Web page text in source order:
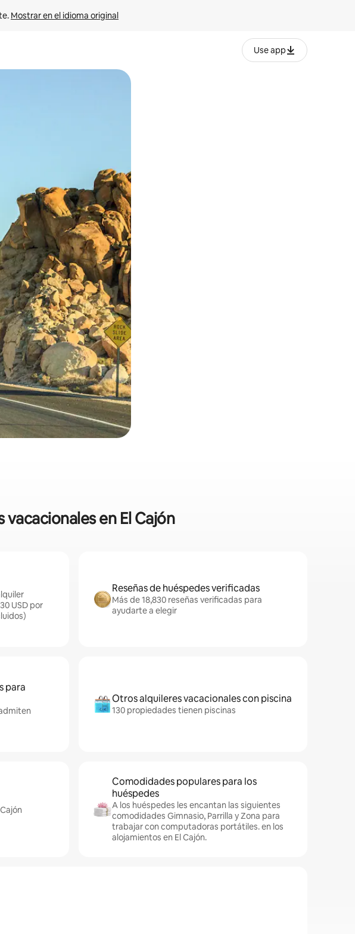
Mostrar en el idioma original
Use app
o explora con el tacto o desliza el dedo.
en El Cajón
USD por
Reseñas de huéspedes verificadas
Más de 18,830 reseñas verificadas para
ayudarte a elegir
para
Otros alquileres vacacionales con piscina
130 propiedades tienen piscinas
Comodidades populares para los
huéspedes
A los huéspedes les encantan las siguientes
comodidades Gimnasio, Parrilla y Zona para
trabajar con computadoras portátiles. en los
alojamientos en El Cajón.